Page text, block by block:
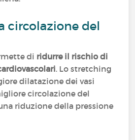
circolazione del
di ridurre il rischio di
. Lo stretching
dilatazione dei vasi
circolazione del
riduzione della pressione